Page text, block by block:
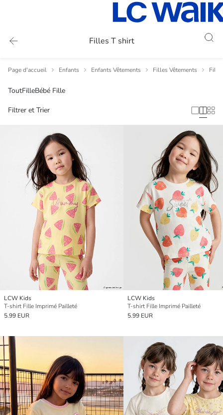
Filles T shirt
Page d'accueil Enfants Enfants Vêtements Filles Vêtements
ToutFilleBébé Fille
Filtrer et Trier
LCW Kids
T-shirt Fille Imprimé Pailleté
5.99 EUR
LCW Kids
T-shirt Fille Imprimé Pailleté
5.99 EUR